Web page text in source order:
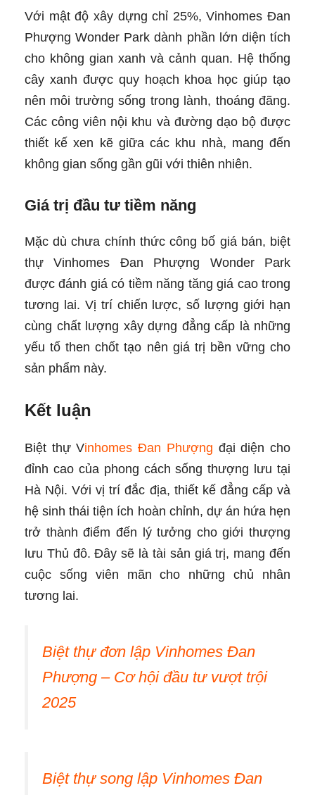
Với mật độ xây dựng chỉ 25%, Vinhomes Đan
Phượng Wonder Park dành phần lớn diện tích
cho không gian xanh và cảnh quan. Hệ thống
cây xanh được quy hoạch khoa học giúp tạo
nên môi trường sống trong lành, thoáng đãng.
Các công viên nội khu và đường dạo bộ được
thiết kế xen kẽ giữa các khu nhà, mang đến
không gian sống gần gũi với thiên nhiên.
Giá trị đầu tư tiềm năng
Mặc dù chưa chính thức công bố giá bán, biệt
thự Vinhomes Đan Phượng Wonder Park
được đánh giá có tiềm năng tăng giá cao trong
tương lai. Vị trí chiến lược, số lượng giới hạn
cùng chất lượng xây dựng đẳng cấp là những
yếu tố then chốt tạo nên giá trị bền vững cho
sản phẩm này.
Kết luận
Biệt thự Vinhomes Đan Phượng đại diện cho
đỉnh cao của phong cách sống thượng lưu tại
Hà Nội. Với vị trí đắc địa, thiết kế đẳng cấp và
hệ sinh thái tiện ích hoàn chỉnh, dự án hứa hẹn
trở thành điểm đến lý tưởng cho giới thượng
lưu Thủ đô. Đây sẽ là tài sản giá trị, mang đến
cuộc sống viên mãn cho những chủ nhân
tương lai.
Biệt thự đơn lập Vinhomes Đan
Phượng – Cơ hội đầu tư vượt trội
2025
Biệt thự song lập Vinhomes Đan